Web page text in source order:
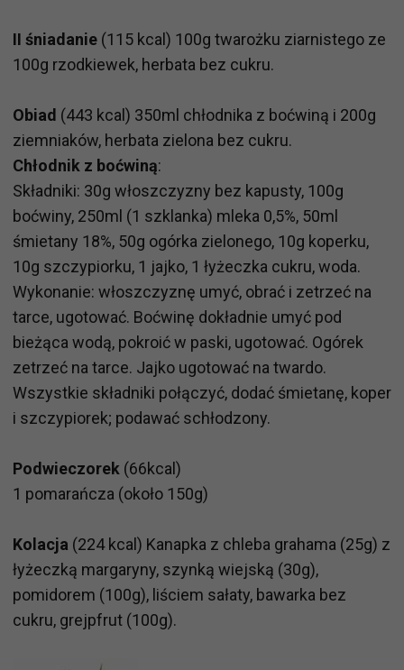
II śniadanie (115 kcal) 100g twarożku ziarnistego ze
100g rzodkiewek, herbata bez cukru.
Obiad (443 kcal) 350ml chłodnika z boćwiną i 200g
ziemniaków, herbata zielona bez cukru.
Chłodnik z boćwiną:
Składniki: 30g włoszczyzny bez kapusty, 100g
boćwiny, 250ml (1 szklanka) mleka 0,5%, 50ml
śmietany 18%, 50g ogórka zielonego, 10g koperku,
10g szczypiorku, 1 jajko, 1 łyżeczka cukru, woda.
Wykonanie: włoszczyznę umyć, obrać i zetrzeć na
tarce, ugotować. Boćwinę dokładnie umyć pod
bieżąca wodą, pokroić w paski, ugotować. Ogórek
zetrzeć na tarce. Jajko ugotować na twardo.
Wszystkie składniki połączyć, dodać śmietanę, koper
i szczypiorek; podawać schłodzony.
Podwieczorek (66kcal)
1 pomarańcza (około 150g)
Kolacja (224 kcal) Kanapka z chleba grahama (25g) z
łyżeczką margaryny, szynką wiejską (30g),
pomidorem (100g), liściem sałaty, bawarka bez
cukru, grejpfrut (100g).